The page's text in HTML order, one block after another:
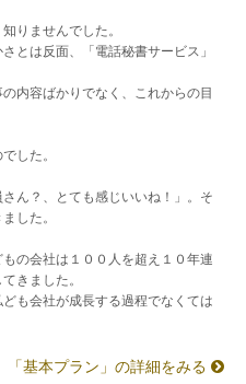
りませんでした。
とは反面、「電話秘書サービス」
内容ばかりでなく、これからの目
した。
ん？、とても感じいいね！」。そ
した。
の会社は１００人を超え１０年連
きました。
も会社が成長する過程でなくては
「基本プラン」の詳細をみる